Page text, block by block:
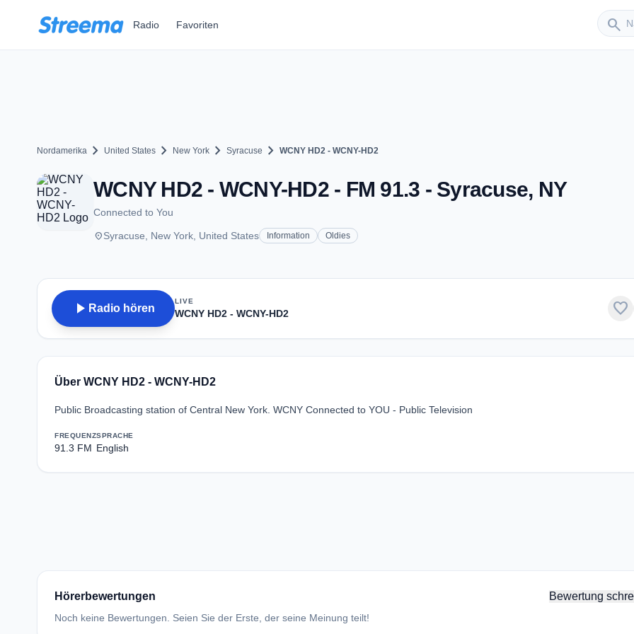
Radio Favoriten search
Nordamerika chevron_right United States chevron_right New York chevron_right Syracuse chevron_right WCNY HD2 - WCNY-HD2
WCNY HD2 - WCNY-HD2 - FM 91.3 - Syracuse, NY
Connected to You
placeSyracuse, New York, United States Information Oldies
play_arrow Radio hören
LIVE
WCNY HD2 - WCNY-HD2 favorite
Über WCNY HD2 - WCNY-HD2
Public Broadcasting station of Central New York. WCNY Connected to YOU - Public Television
FREQUENZ
91.3 FM
SPRACHE
English
Hörerbewertungen Bewertung
Noch keine Bewertungen. Seien Sie der Erste, der seine Meinung teilt!